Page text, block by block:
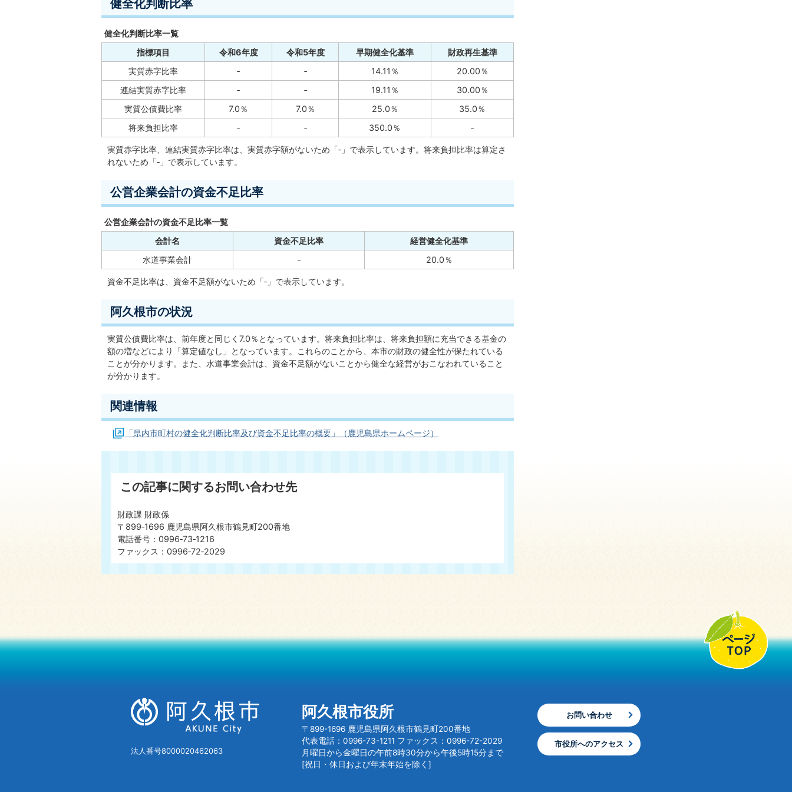
健全化判断比率
健全化判断比率一覧
指標項目
令和6年度 令和5年度 早期健全化基準
財政再生基準
実質赤字比率
‐ ‐ 14.11％
20.00％
連結実質赤字比率
‐ ‐ 19.11％
30.00％
実質公債費比率
7.0％ 7.0％ 25.0％
35.0％
将来負担比率
‐ ‐ 350.0％ ‐
実質赤字比率、連結実質赤字比率は、実質赤字額がないため「‐」で表示しています。将来負担比率は算定さ
れないため「‐」で表示しています。
公営企業会計の資金不足比率
公営企業会計の資金不足比率一覧
会計名
資金不足比率
経営健全化基準
水道事業会計
‐ 20.0％
資金不足比率は、資金不足額がないため「‐」で表示しています。
阿久根市の状況
実質公債費比率は、前年度と同じく7.0％となっています。将来負担比率は、将来負担額に充当できる基金の
額の増などにより「算定値なし」となっています。これらのことから、本市の財政の健全性が保たれている
ことが分かります。また、水道事業会計は、資金不足額がないことから健全な経営がおこなわれていること
が分かります。
関連情報
「県内市町村の健全化判断比率及び資金不足比率の概要」（鹿児島県ホームページ）
この記事に関するお問い合わせ先
財政課 財政係
〒899‐1696 鹿児島県阿久根市鶴見町200番地
電話番号：0996‐73‐1216
ファックス：0996‐72‐2029
法人番号8000020462063
阿久根市役所
〒899-1696 鹿児島県阿久根市鶴見町200番地
代表電話：0996-73-1211 ファックス：0996-72-2029
月曜日から金曜日の午前8時30分から午後5時15分まで
[祝日・休日および年末年始を除く]
お問い合わせ
市役所へのアクセス